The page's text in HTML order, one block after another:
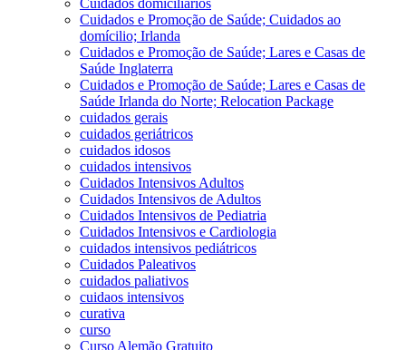
Cuidados e Promoção de Saúde; Cuidados ao
domícilio; Irlanda
Cuidados e Promoção de Saúde; Lares e Casas de
Saúde Inglaterra
Cuidados e Promoção de Saúde; Lares e Casas de
Saúde Irlanda do Norte; Relocation Package
cuidados gerais
cuidados geriátricos
cuidados idosos
cuidados intensivos
Cuidados Intensivos Adultos
Cuidados Intensivos de Adultos
Cuidados Intensivos de Pediatria
Cuidados Intensivos e Cardiologia
cuidados intensivos pediátricos
Cuidados Paleativos
cuidados paliativos
cuidaos intensivos
curativa
curso
Curso Alemão Gratuito